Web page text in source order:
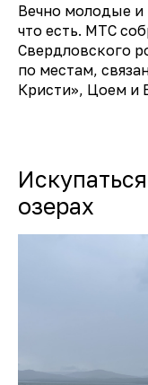
Вечно молодые и
что есть. МТС
Свердловского
по местам,
Кристи», Цоем и
озерах